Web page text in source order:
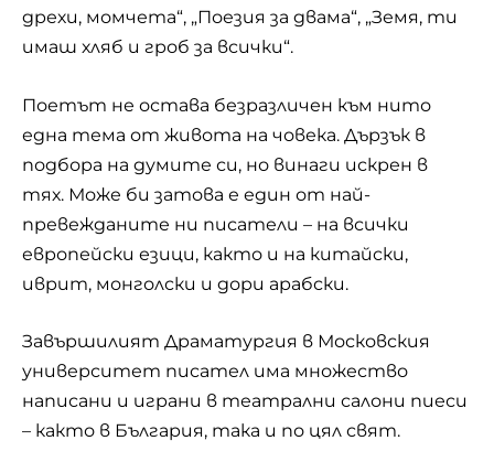
дрехи, момчета“, „Поезия за двама“, „Земя, ти
имаш хляб и гроб за всички“.
Поетът не остава безразличен към нито
една тема от живота на човека. Дързък в
подбора на думите си, но винаги искрен в
тях. Може би затова е един от най-
превежданите ни писатели – на всички
европейски езици, както и на китайски,
иврит, монголски и дори арабски.
Завършилият Драматургия в Московския
университет писател има множество
написани и играни в театрални салони пиеси
– както в България, така и по цял свят.